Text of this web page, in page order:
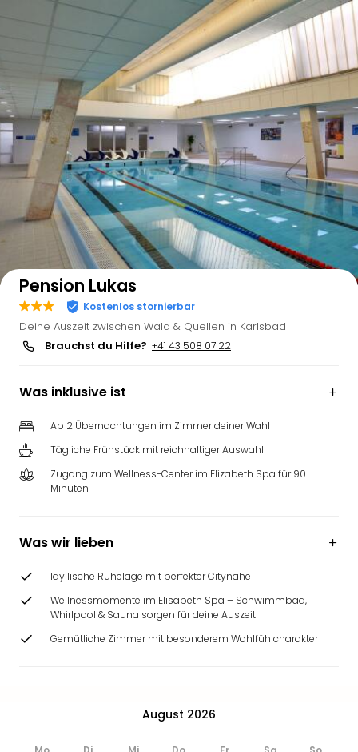
Auf der Karte anzeigen
Pension Lukas
Kostenlos stornierbar
Deine Auszeit zwischen Wald & Quellen in Karlsbad
Brauchst du Hilfe? +41 43 508 07 22
Was inklusive ist
Ab 2 Übernachtungen im Zimmer deiner Wahl
Tägliche Frühstück mit reichhaltiger Auswahl
Zugang zum Wellness-Center im Elizabeth Spa für 90
Minuten
Was wir lieben
Idyllische Ruhelage mit perfekter Citynähe
Wellnessmomente im Elisabeth Spa – Schwimmbad,
Whirlpool & Sauna sorgen für deine Auszeit
Gemütliche Zimmer mit besonderem Wohlfühlcharakter
August 2026